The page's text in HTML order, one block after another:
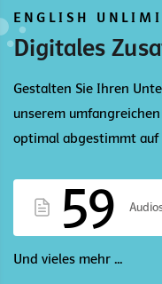
ENGLISH
Digitales
Gestalten Sie Ihren
unserem
optimal abgestimmt auf
59
Und vieles mehr ...